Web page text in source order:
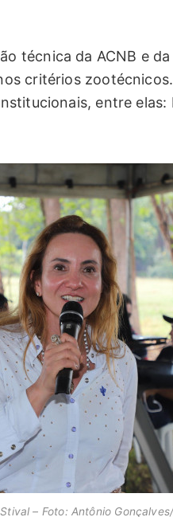
técnica da ACNB e
critérios
entre elas:
– Foto: Antônio